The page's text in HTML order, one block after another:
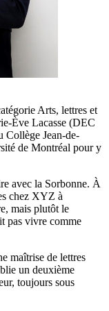
Arts, lettres et
Ève Lacasse (DEC
Collège Jean-de-
de Montréal pour y
avec la Sorbonne. À
chez XYZ à
mais plutôt le
pas vivre comme
maîtrise de lettres
un deuxième
toujours sous